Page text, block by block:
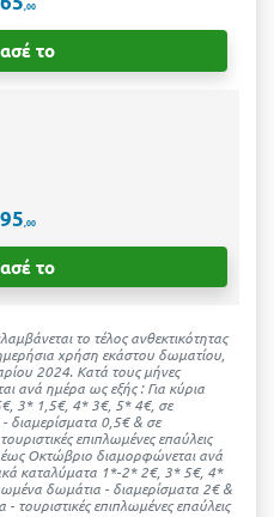
,00
το
,00
το
το τέλος ανθεκτικότητας
χρήση εκάστου δωματίου,
2024. Κατά τους μήνες
ανά ημέρα ως εξής : Για κύρια
3* 1,5€, 4* 3€, 5* 4€, σε
διαμερίσματα 0,5€ & σε
επιπλωμένες επαύλεις
έως Οκτώβριο διαμορφώνεται ανά
καταλύματα 1*-2* 2€, 3* 5€, 4*
δωμάτια - διαμερίσματα 2€ &
επιπλωμένες επαύλεις